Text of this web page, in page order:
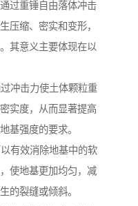
过重锤自由落体冲击
压缩、密实和变形，
其意义主要体现在以
冲击力使土体颗粒重
实度，从而显著提高
基强度的要求。
有效消除地基中的软
使地基更加均匀，减
的裂缝或倾斜。